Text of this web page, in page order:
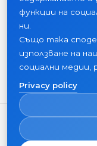
Контакти
Къде да купите
функции на
ни.
Също така
използване на
социални медии,
Privacy policy